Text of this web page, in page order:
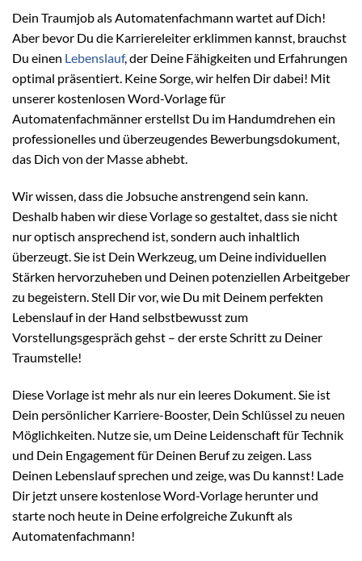
Dein Traumjob als Automatenfachmann wartet auf Dich!
Aber bevor Du die Karriereleiter erklimmen kannst, brauchst
Du einen Lebenslauf, der Deine Fähigkeiten und Erfahrungen
optimal präsentiert. Keine Sorge, wir helfen Dir dabei! Mit
unserer kostenlosen Word-Vorlage für
Automatenfachmänner erstellst Du im Handumdrehen ein
professionelles und überzeugendes Bewerbungsdokument,
das Dich von der Masse abhebt.
Wir wissen, dass die Jobsuche anstrengend sein kann.
Deshalb haben wir diese Vorlage so gestaltet, dass sie nicht
nur optisch ansprechend ist, sondern auch inhaltlich
überzeugt. Sie ist Dein Werkzeug, um Deine individuellen
Stärken hervorzuheben und Deinen potenziellen Arbeitgeber
zu begeistern. Stell Dir vor, wie Du mit Deinem perfekten
Lebenslauf in der Hand selbstbewusst zum
Vorstellungsgespräch gehst – der erste Schritt zu Deiner
Traumstelle!
Diese Vorlage ist mehr als nur ein leeres Dokument. Sie ist
Dein persönlicher Karriere-Booster, Dein Schlüssel zu neuen
Möglichkeiten. Nutze sie, um Deine Leidenschaft für Technik
und Dein Engagement für Deinen Beruf zu zeigen. Lass
Deinen Lebenslauf sprechen und zeige, was Du kannst! Lade
Dir jetzt unsere kostenlose Word-Vorlage herunter und
starte noch heute in Deine erfolgreiche Zukunft als
Automatenfachmann!